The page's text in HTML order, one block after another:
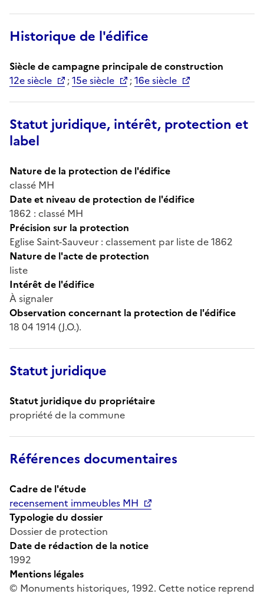
Historique de l'édifice
Siècle de campagne principale de construction
12e siècle
;15e siècle ;16e siècle
Statut juridique, intérêt, protection et
label
Nature de la protection de l'édifice
classé MH
Date et niveau de protection de l'édifice
1862 : classé MH
Précision sur la protection
Eglise Saint-Sauveur : classement par liste de 1862
Nature de l'acte de protection
liste
Intérêt de l'édifice
À signaler
Observation concernant la protection de l'édifice
18 04 1914 (J.O.).
Statut juridique
Statut juridique du propriétaire
propriété de la commune
Références documentaires
Cadre de l'étude
recensement immeubles MH
Typologie du dossier
Dossier de protection
Date de rédaction de la notice
1992
Mentions légales
© Monuments historiques, 1992. Cette notice reprend